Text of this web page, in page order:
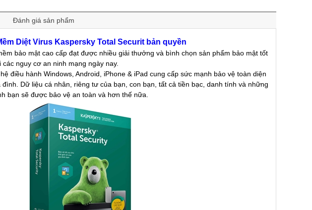
Đánh giá sản phẩm
Diệt Virus Kaspersky Total Securit bản quyền
bảo mật cao cấp đạt được nhiều giải thưởng và bình chọn sản phẩm bảo mật tốt
nguy cơ an ninh mạng ngày nay.
điều hành Windows, Android, iPhone & iPad cung cấp sức mạnh bảo vệ toàn diện
Dữ liệu cá nhân, riêng tư của bạn, con bạn, tất cả tiền bạc, danh tính và những
bạn sẽ được bảo vệ an toàn và hơn thế nữa.